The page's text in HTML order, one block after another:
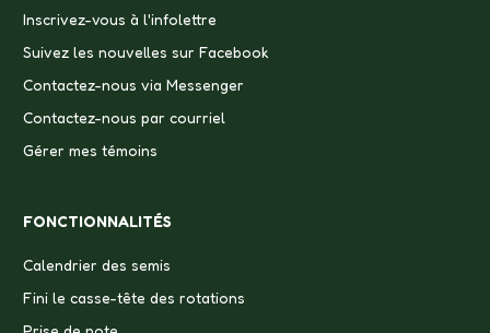
Inscrivez-vous à l'infolettre
Suivez les nouvelles sur Facebook
Contactez-nous via Messenger
Contactez-nous par courriel
Gérer mes témoins
FONCTIONNALITÉS
Calendrier des semis
Fini le casse-tête des rotations